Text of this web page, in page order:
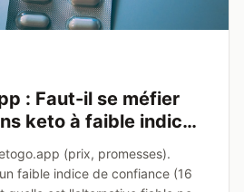
: Faut-il se méfier
keto à faible indice
%) ?
(prix, promesses).
faible indice de confiance (16